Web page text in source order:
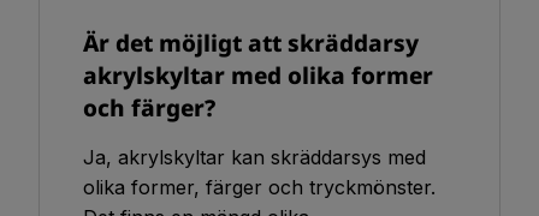
Är det möjligt att skräddarsy
akrylskyltar med olika former
och färger?
Ja, akrylskyltar kan skräddarsys med
olika former, färger och tryckmönster.